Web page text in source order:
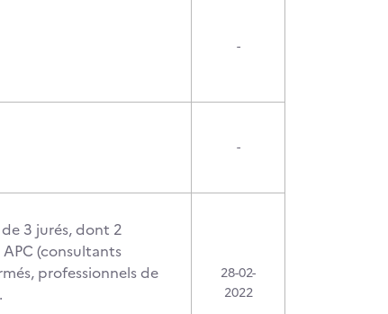
-
-
3 jurés, dont 2
(consultants
professionnels de
28-02-
2022